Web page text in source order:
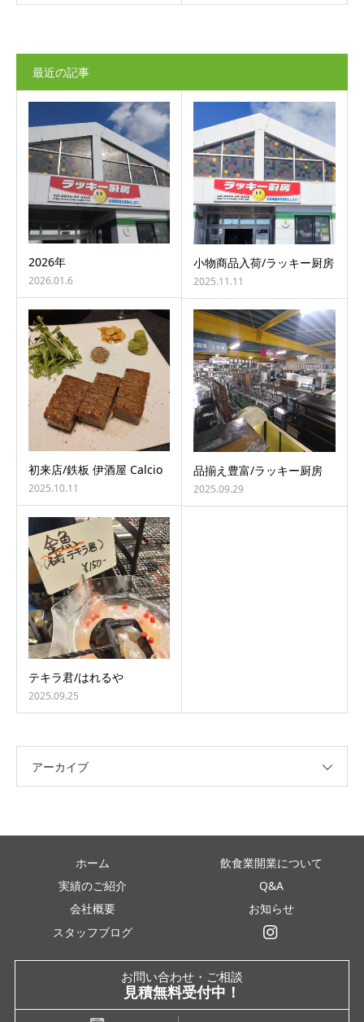
最近の記事
2026年
2026.01.6
小物商品入荷/ラッキー厨房
2025.11.11
初来店/鉄板 伊酒屋 Calcio
2025.10.11
品揃え豊富/ラッキー厨房
2025.09.29
テキラ君/はれるや
2025.09.25
アーカイブ
ホーム
飲食業開業について
実績のご紹介
Q&A
会社概要
お知らせ
スタッフブログ
お問い合わせ・ご相談
見積無料受付中！